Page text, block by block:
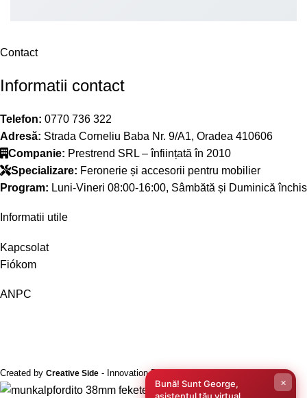
Contact
Informatii contact
Telefon: 0770 736 322
Adresă: Strada Corneliu Baba Nr. 9/A1, Oradea 410606
Companie: Prestrend SRL – înființată în 2010
Specializare: Feronerie și accesorii pentru mobilier
Program: Luni-Vineri 08:00-16:00, Sâmbătă și Duminică închis
Informatii utile
Kapcsolat
Fiókom
ANPC
Created by Creative Side - Innovation Performance
Bună! Sunt George,
×